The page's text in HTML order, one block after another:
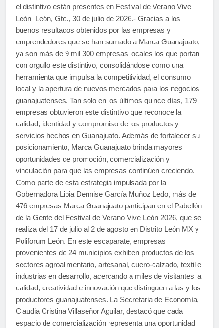
el distintivo están presentes en Festival de Verano Vive
León León, Gto., 30 de julio de 2026.- Gracias a los
buenos resultados obtenidos por las empresas y
emprendedores que se han sumado a Marca Guanajuato,
ya son más de 9 mil 300 empresas locales los que portan
con orgullo este distintivo, consolidándose como una
herramienta que impulsa la competitividad, el consumo
local y la apertura de nuevos mercados para los negocios
guanajuatenses. Tan solo en los últimos quince días, 179
empresas obtuvieron este distintivo que reconoce la
calidad, identidad y compromiso de los productos y
servicios hechos en Guanajuato. Además de fortalecer su
posicionamiento, Marca Guanajuato brinda mayores
oportunidades de promoción, comercialización y
vinculación para que las empresas continúen creciendo.
Como parte de esta estrategia impulsada por la
Gobernadora Libia Dennise García Muñoz Ledo, más de
476 empresas Marca Guanajuato participan en el Pabellón
de la Gente del Festival de Verano Vive León 2026, que se
realiza del 17 de julio al 2 de agosto en Distrito León MX y
Poliforum León. En este escaparate, empresas
provenientes de 24 municipios exhiben productos de los
sectores agroalimentario, artesanal, cuero-calzado, textil e
industrias en desarrollo, acercando a miles de visitantes la
calidad, creatividad e innovación que distinguen a las y los
productores guanajuatenses. La Secretaria de Economía,
Claudia Cristina Villaseñor Aguilar, destacó que cada
espacio de comercialización representa una oportunidad